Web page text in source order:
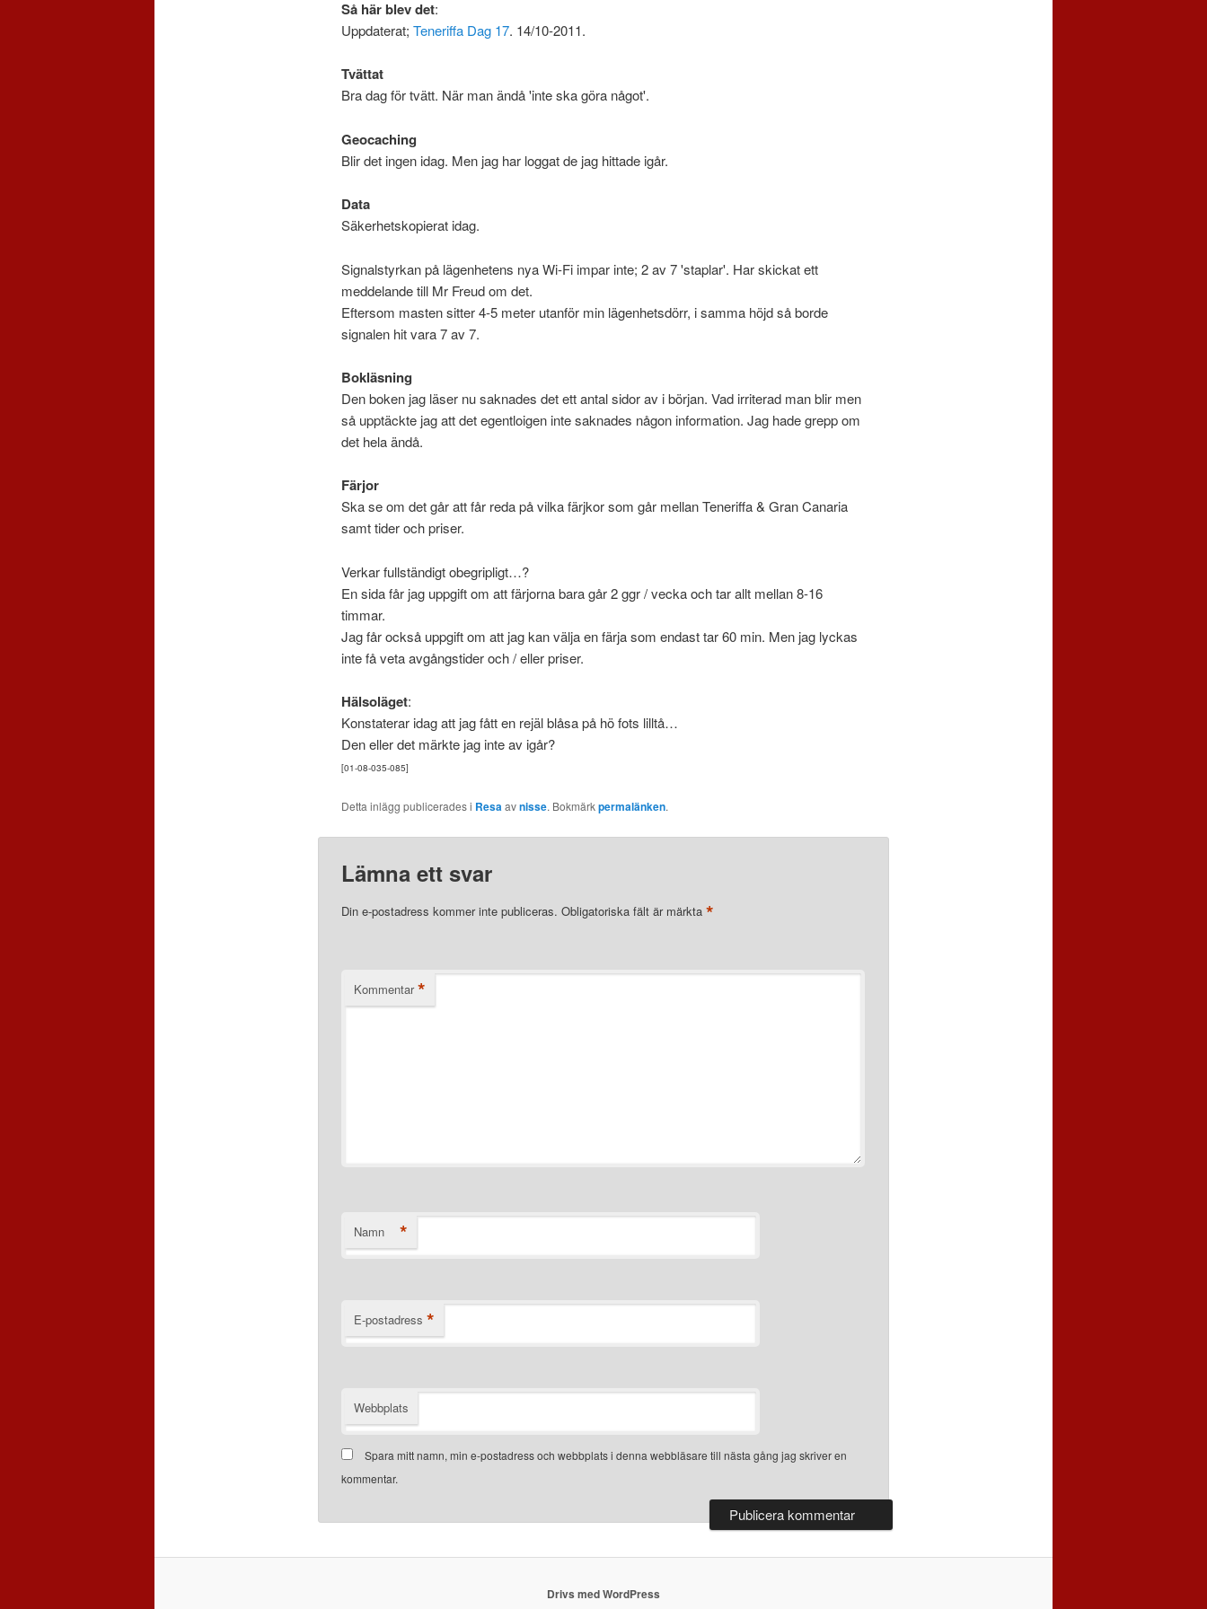
Så här blev det:
Uppdaterat; Teneriffa Dag 17. 14/10-2011.
Tvättat
Bra dag för tvätt. När man ändå 'inte ska göra något'.
Geocaching
Blir det ingen idag. Men jag har loggat de jag hittade igår.
Data
Säkerhetskopierat idag.
Signalstyrkan på lägenhetens nya Wi-Fi impar inte; 2 av 7 'staplar'. Har skickat ett
meddelande till Mr Freud om det.
Eftersom masten sitter 4-5 meter utanför min lägenhetsdörr, i samma höjd så borde
signalen hit vara 7 av 7.
Bokläsning
Den boken jag läser nu saknades det ett antal sidor av i början. Vad irriterad man blir men
så upptäckte jag att det egentloigen inte saknades någon information. Jag hade grepp om
det hela ändå.
Färjor
Ska se om det går att får reda på vilka färjkor som går mellan Teneriffa & Gran Canaria
samt tider och priser.
Verkar fullständigt obegripligt…?
En sida får jag uppgift om att färjorna bara går 2 ggr / vecka och tar allt mellan 8-16
timmar.
Jag får också uppgift om att jag kan välja en färja som endast tar 60 min. Men jag lyckas
inte få veta avgångstider och / eller priser.
Hälsoläget:
Konstaterar idag att jag fått en rejäl blåsa på hö fots lilltå…
Den eller det märkte jag inte av igår?
[01-08-035-085]
Detta inlägg publicerades i Resaavnisse. Bokmärkpermalänken.
Lämna ett svar
Din e-postadress kommer inte publiceras. Obligatoriska fält är märkta *
Kommentar *
Namn *
E-postadress *
Webbplats
Spara mitt namn, min e-postadress och webbplats i denna webbläsare till nästa gång jag skriver en
kommentar.
Drivs med WordPress